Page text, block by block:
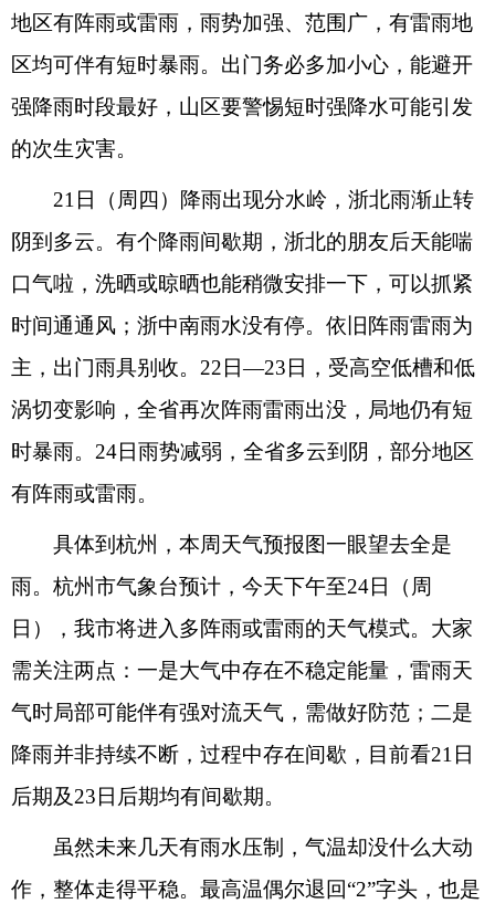
地区有阵雨或雷雨，雨势加强、范围广，有雷雨地
区均可伴有短时暴雨。出门务必多加小心，能避开
强降雨时段最好，山区要警惕短时强降水可能引发
的次生灾害。
21日（周四）降雨出现分水岭，浙北雨渐止转
阴到多云。有个降雨间歇期，浙北的朋友后天能喘
口气啦，洗晒或晾晒也能稍微安排一下，可以抓紧
时间通通风；浙中南雨水没有停。依旧阵雨雷雨为
主，出门雨具别收。22日—23日，受高空低槽和低
涡切变影响，全省再次阵雨雷雨出没，局地仍有短
时暴雨。24日雨势减弱，全省多云到阴，部分地区
有阵雨或雷雨。
具体到杭州，本周天气预报图一眼望去全是
雨。杭州市气象台预计，今天下午至24日（周
日），我市将进入多阵雨或雷雨的天气模式。大家
需关注两点：一是大气中存在不稳定能量，雷雨天
气时局部可能伴有强对流天气，需做好防范；二是
降雨并非持续不断，过程中存在间歇，目前看21日
后期及23日后期均有间歇期。
虽然未来几天有雨水压制，气温却没什么大动
作，整体走得平稳。最高温偶尔退回“2”字头，也是